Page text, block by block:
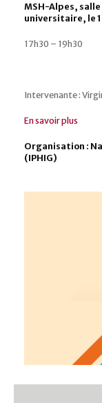
MSH-Alpes, salle
universitaire, le
17h30 – 19h30
Intervenante :
En savoir plus
Organisation :
(IPHIG)